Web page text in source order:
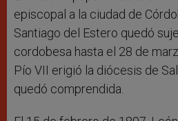
episcopal a la ciudad de
Santiago del Estero quedó
cordobesa hasta el 28 de
Pío VII erigió la diócesis de
quedó comprendida.